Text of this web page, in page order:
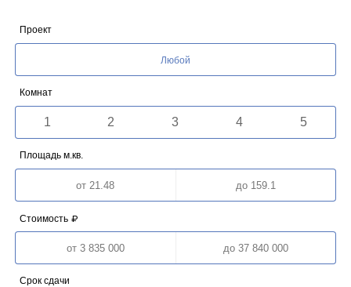
Проект
Любой
Комнат
1 2 3 4 5
Площадь м.кв.
Стоимость
Срок сдачи